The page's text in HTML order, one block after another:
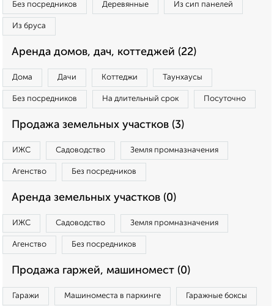
Без посредников Деревянные Из сип панелей
Из бруса
Аренда домов, дач, коттеджей (22)
Дома Дачи Коттеджи Таунхаусы
Без посредников На длительный срок Посуточно
Продажа земельных участков (3)
ИЖС Садоводство Земля промназначения
Агенство Без посредников
Аренда земельных участков (0)
ИЖС Садоводство Земля промназначения
Агенство Без посредников
Продажа гаржей, машиномест (0)
Гаражи Машиноместа в паркинге Гаражные боксы